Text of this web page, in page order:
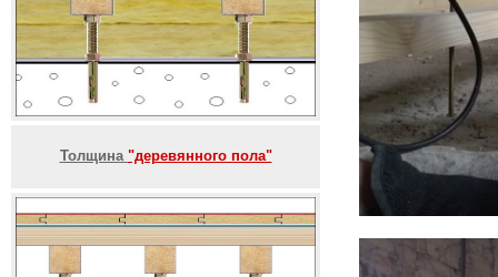
Толщина "деревянного пола"